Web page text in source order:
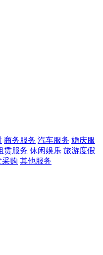
商务服务 汽车服务 婚庆服
赁服务 休闲娱乐 旅游度假
采购 其他服务